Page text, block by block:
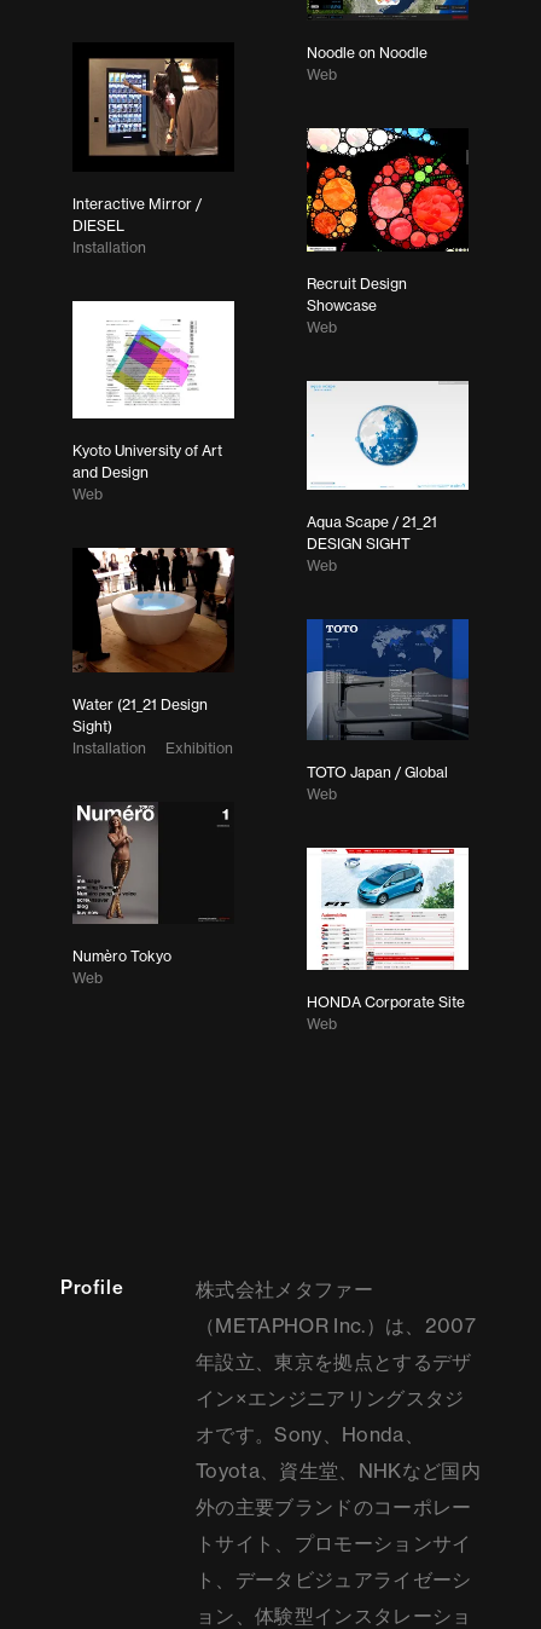
Noodle on Noodle
Web
Interactive Mirror /
DIESEL
Installation
Recruit Design
Showcase
Web
Kyoto University of Art
and Design
Web
Aqua Scape / 21_21
DESIGN SIGHT
Web
Water (21_21 Design
Sight)
Installation
Exhibition
TOTO Japan / Global
Web
Numèro Tokyo
Web
HONDA Corporate Site
Web
Profile
株式会社メタファー
（METAPHOR Inc.）は、2007
年設立、東京を拠点とするデザ
イン×エンジニアリングスタジ
オです。Sony、Honda、
Toyota、資生堂、NHKなど国内
外の主要ブランドのコーポレー
トサイト、プロモーションサイ
ト、データビジュアライゼーシ
ョン、体験型インスタレーショ